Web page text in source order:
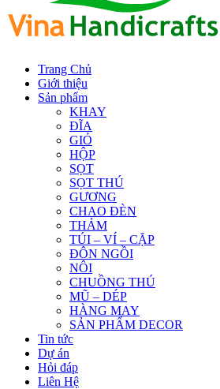
Trang Chủ
Giới thiệu
Sản phẩm
KHAY
ĐĨA
GIỎ
HỘP
SỌT
SỌT THÚ
GƯƠNG
CHAO ĐÈN
THẢM
TÚI – VÍ – CẶP
ĐÔN NGỒI
NÔI
CHUỒNG THÚ
MŨ – DÉP
HÀNG MAY
SẢN PHẨM DECOR
Tin tức
Dự án
Hỏi đáp
Liên Hệ